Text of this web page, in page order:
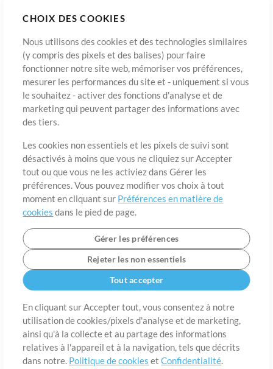
CHOIX DES COOKIES
Nous utilisons des cookies et des technologies similaires
(y compris des pixels et des balises) pour faire
fonctionner notre site web, mémoriser vos préférences,
mesurer les performances du site et - uniquement si vous
le souhaitez - activer des fonctions d'analyse et de
marketing qui peuvent partager des informations avec
des tiers.
Les cookies non essentiels et les pixels de suivi sont
désactivés à moins que vous ne cliquiez sur Accepter
tout ou que vous ne les activiez dans Gérer les
préférences. Vous pouvez modifier vos choix à tout
moment en cliquant sur Préférences en matière de
cookies dans le pied de page.
Gérer les préférences
Rejeter les non essentiels
Tout accepter
En cliquant sur Accepter tout, vous consentez à notre
utilisation de cookies/pixels d'analyse et de marketing,
ainsi qu'à la collecte et au partage des informations
relatives à l'appareil et à la navigation, tels que décrits
dans notre. Politique de cookies etConfidentialité.
Ville
Pays
Étât Langue
A propos de Conditions d’utilisation Confidentialité
Préférences en
matière de cookies
Contact
©2006-2026 par MultiTracks LLC. Tous droits réservés.